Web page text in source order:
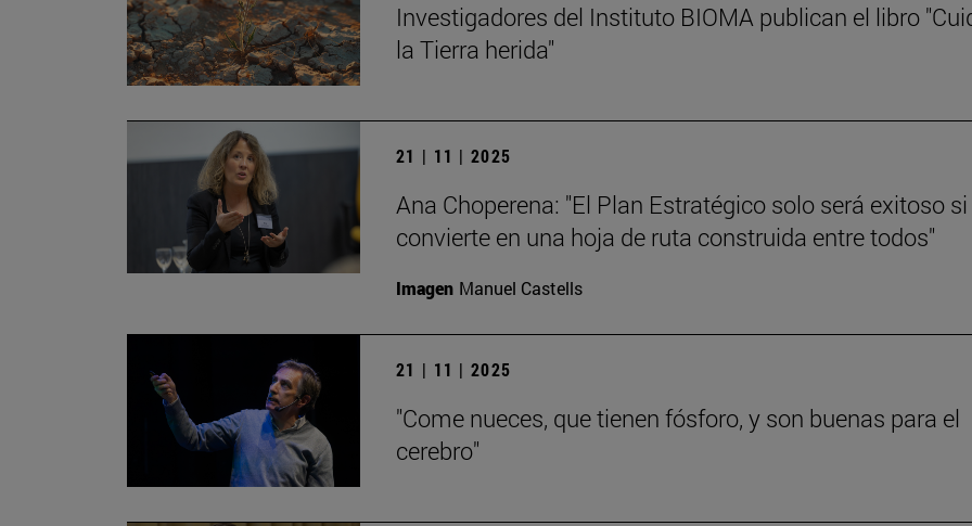
Investigadores del Instituto BIOMA publican el libro
la Tierra herida"
21 | 11 | 2025
Ana Choperena: "El Plan Estratégico solo será exitoso
convierte en una hoja de ruta construida entre todos"
Imagen Manuel Castells
21 | 11 | 2025
"Come nueces, que tienen fósforo, y son buenas para el
cerebro"